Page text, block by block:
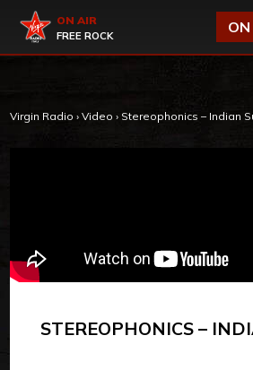
Virgin Radio
ON AIR
FREE ROCK
Virgin Radio › Video › Stereophonics – Indian
STEREOPHONICS –